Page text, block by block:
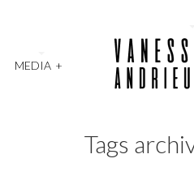
MEDIA +
Tags